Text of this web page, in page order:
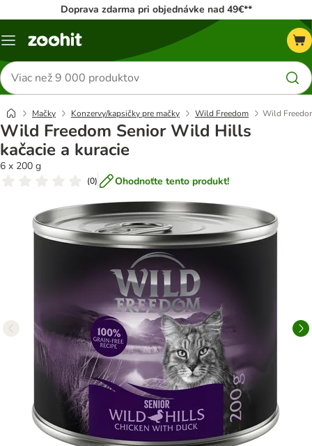
Doprava zdarma pri objednávke nad 49€**
Kategórie
Hľadať
produkty
Mačky Konzervy/kapsičky pre mačky Wild Freedom Wild
Wild Freedom Senior Wild Hills
kačacie a kuracie
6 x 200 g
(0) Ohodnoťte tento produkt!